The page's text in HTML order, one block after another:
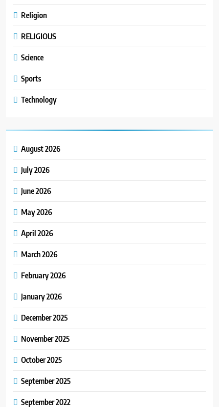
Religion
RELIGIOUS
Science
Sports
Technology
August 2026
July 2026
June 2026
May 2026
April 2026
March 2026
February 2026
January 2026
December 2025
November 2025
October 2025
September 2025
September 2022